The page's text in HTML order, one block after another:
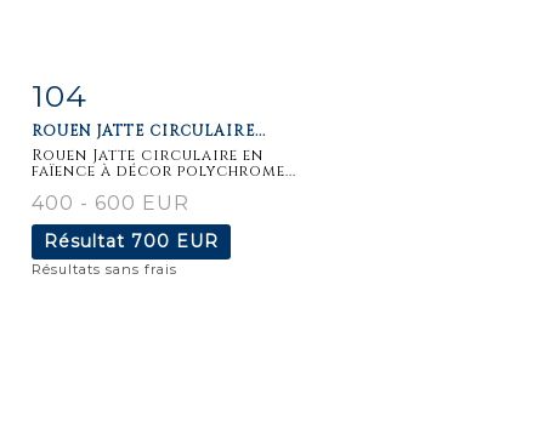
Fiche
détaillée
104
ROUEN JATTE CIRCULAIRE...
Rouen Jatte circulaire en
faïence à décor polychrome...
400 - 600 EUR
Résultat 700 EUR
Résultats sans frais